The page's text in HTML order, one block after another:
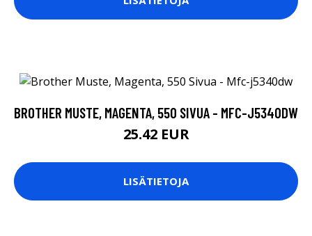
BROTHER MUSTE, MAGENTA, 550 SIVUA - MFC-J5340DW
25.42 EUR
LISÄTIETOJA